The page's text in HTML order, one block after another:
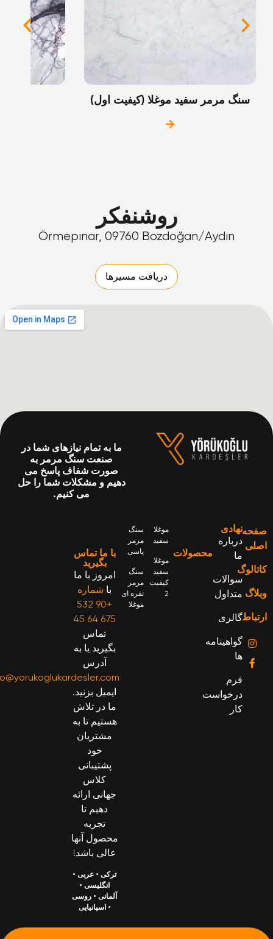
سنگ مرمر سفید موغلا (کیفیت اول)
روشنفکر
Örmepınar, 09760 Bozdoğan/Aydın
دریافت مسیرها
ما به تمام نیازهای شما در
صنعت سنگ مرمر به
صورت شفاف پاسخ می
دهیم و مشکلات شما را حل
می کنیم.
نهادی
درباره
سوالات
متداول
گالری
گواهینامه
ها
فرم
درخواست
کار
محصولات
موغلا
سفید
موغلا
سفید
کیفیت
سنگ
مرمر
یاسی
سنگ
مرمر
نقره ای
موغلا
با ما تماس
بگیرید
امروز با ما
شماره
+90 532
675 64 45
تماس
بگیرید یا به
آدرس
info@yorukoglukardesler.com
ایمیل بزنید.
ما در تلاش
هستیم تا به
مشتریان
خود
پشتیبانی
کلاس
جهانی ارائه
دهیم تا
تجربه
محصول آنها
عالی باشد!
ترکی•عربی•
انگلیسی•
آلمانی•روسی
اسپانیایی